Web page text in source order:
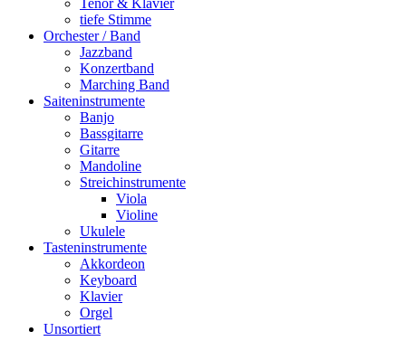
tiefe Stimme
Orchester / Band
Jazzband
Konzertband
Marching Band
Saiteninstrumente
Banjo
Bassgitarre
Gitarre
Mandoline
Streichinstrumente
Viola
Violine
Ukulele
Tasteninstrumente
Akkordeon
Keyboard
Klavier
Orgel
Unsortiert